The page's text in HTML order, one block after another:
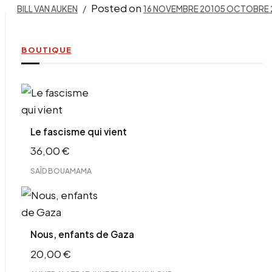
BILL VAN AUKEN Posted on 16 NOVEMBRE 20105 OCTOBRE
BOUTIQUE
Le fascisme qui vient
36,00€
SAÏD BOUAMAMA
Nous, enfants de Gaza
20,00€